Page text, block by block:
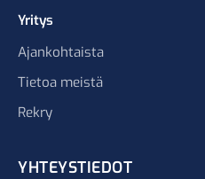
Yritys
Ajankohtaista
Tietoa meistä
Rekry
YHTEYSTIEDOT